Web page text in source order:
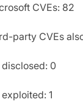
CVEs: 82
party CVEs
0
1